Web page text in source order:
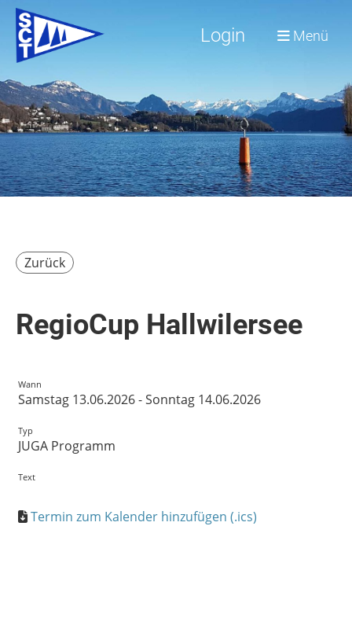
Login Menü
Zurück
RegioCup Hallwilersee
Wann
Samstag 13.06.2026 - Sonntag 14.06.2026
Typ
JUGA Programm
Text
Termin zum Kalender hinzufügen (.ics)